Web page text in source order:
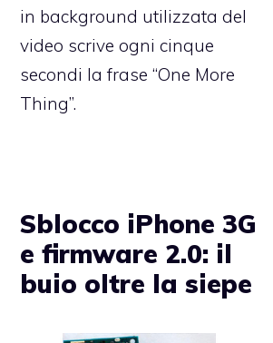
in background utilizzata del
video scrive ogni cinque
secondi la frase “One More
Thing”.
Sblocco iPhone 3G
e firmware 2.0: il
buio oltre la siepe